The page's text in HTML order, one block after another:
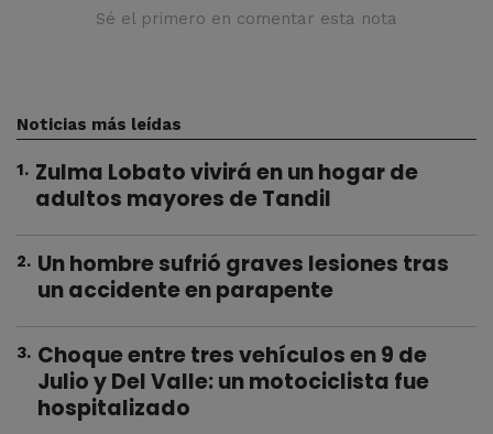
Sé el primero en comentar esta nota
Noticias más leídas
1. Zulma Lobato vivirá en un hogar de
adultos mayores de Tandil
2. Un hombre sufrió graves lesiones tras
un accidente en parapente
3. Choque entre tres vehículos en 9 de
Julio y Del Valle: un motociclista fue
hospitalizado